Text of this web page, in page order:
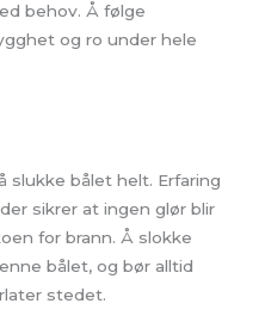
behov. Å følge
og ro under hele
slukke bålet helt. Erfaring
sikrer at ingen glør blir
for brann. Å slokke
bålet, og bør alltid
stedet.